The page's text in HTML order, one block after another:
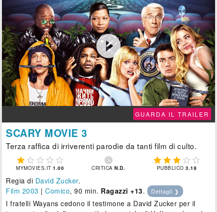

GUARDA IL TRAILER
SCARY MOVIE 3
Terza raffica di irriverenti parodie da tanti film di culto.
    
MYMOVIES.IT1.00

CRITICAN.D.
    
PUBBLICO3.18
Regia di David Zucker.
Film 2003 |Comico, 90 min. Ragazzi +13. Dettagli ❯
I fratelli Wayans cedono il testimone a David Zucker per il